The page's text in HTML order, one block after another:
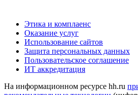
Этика и комплаенс
Оказание услуг
Использование сайтов
Защита персональных данных
Пользовательское соглашение
ИТ аккредитация
На информационном ресурсе hh.ru